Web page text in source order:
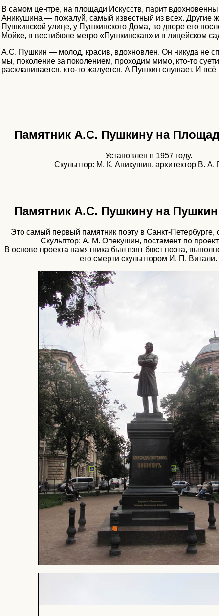
В самом центре, на площади Искусств, парит
Аникушина — пожалуй, самый известный из всех. Другие
Пушкинской улице, у Пушкинского Дома, во дворе его
Мойке, в вестибюле метро «Пушкинская» и в лицейском
А.С. Пушкин — молод, красив, вдохновлен. Он никуда не
мы, поколение за поколением, проходим мимо, кто-то
раскланивается, кто-то жалуется. А Пушкин слушает. И всё
Памятник А.С. Пушкину на
Установлен в 1957 году.
Скульптор: М. К. Аникушин, архитектор В. А.
Памятник А.С. Пушкину на
Это самый первый памятник поэту в Санкт-Петербурге,
Скульптор: А. М. Опекушин, постамент по
В основе проекта памятника был взят бюст поэта,
его смерти скульптором И. П. Витали.